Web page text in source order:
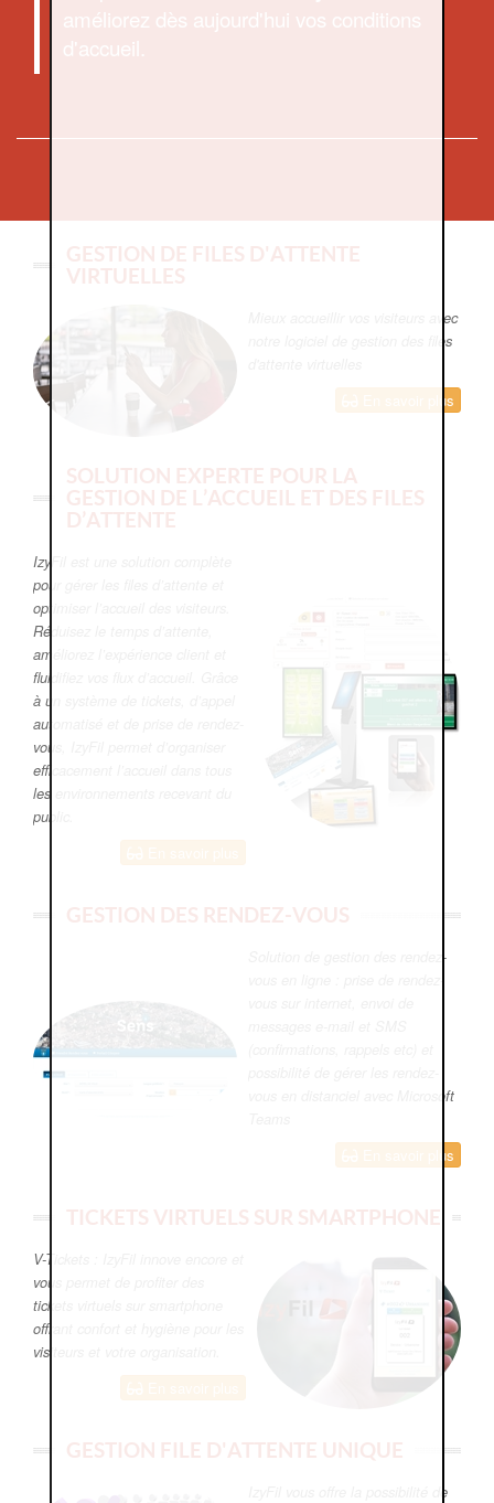
améliorez dès aujourd'hui vos conditions
d'accueil.
GESTION DE FILES D'ATTENTE
VIRTUELLES
Mieux accueillir vos visiteurs avec
notre logiciel de gestion des files
En savoir plus
SOLUTION EXPERTE POUR LA
GESTION DE L’ACCUEIL ET DES FILES
D’ATTENTE
IzyFil est une solution complète
pour gérer les files d’attente et
optimiser l’accueil des visiteurs.
Réduisez le temps d’attente,
améliorez l’expérience client et
fluidifiez vos flux d’accueil. Grâce
à un système de tickets, d’appel
automatisé et de prise de rendez-
vous, IzyFil permet d’organiser
efficacement l’accueil dans tous
les environnements recevant du
public.
GESTION DES RENDEZ-VOUS
Solution de gestion des rendez-
vous en distanciel avec Microsoft
En savoir plus
TICKETS VIRTUELS SUR SMARTPHONE
V-Tickets : IzyFil innove encore et
vous permet de profiter des
tickets virtuels sur smartphone
offrant confort et hygiène pour les
visiteurs et votre organisation.
GESTION FILE D'ATTENTE UNIQUE
IzyFil vous offre la possibilité de